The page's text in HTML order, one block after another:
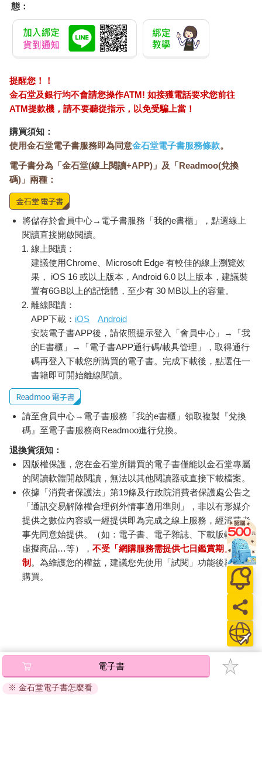
態：
提醒您！！
金石堂及銀行均不會請您操作ATM! 如接獲電話要求您前往
ATM提款機，請不要聽從指示，以免受騙上當！
購買須知：
使用金石堂電子書服務即為同意金石堂電子書服務條款。
電子書分為「金石堂(線上閱讀+APP)」及「Readmoo(兌換
碼)」兩種：
將儲存於會員中心→電子書服務「我的e書櫃」，點選線上
閱讀直接開啟閱讀。
線上閱讀：
建議使用Chrome、Microsoft Edge 有較佳的線上瀏覽效
果， iOS 16 或以上版本，Android 6.0 以上版本，建議裝
置有6GB以上的記憶體，至少有 30 MB以上的容量。
離線閱讀：
APP下載： iOS
Android
安裝電子書APP後，請依照提示登入「會員中心」→「我
的E書櫃」→「電子書APP通行碼/載具管理」，取得通行
碼再登入下載您所購買的電子書。完成下載後，點選任一
書籍即可開始離線閱讀。
請至會員中心→電子書服務「我的e書櫃」領取複製『兌換
碼』至電子書服務商Readmoo進行兌換。
退換貨須知：
因版權保護，您在金石堂所購買的電子書僅能以金石堂專屬
的閱讀軟體開啟閱讀，無法以其他閱讀器或直接下載檔案。
依據「消費者保護法」第19條及行政院消費者保護處公告之
「通訊交易解除權合理例外情事適用準則」，非以有形媒介
提供之數位內容或一經提供即為完成之線上服務，經消費者
事先同意始提供。（如：電子書、電子雜誌、下載版軟體、
虛擬商品…等），不受「網購服務需提供七日鑑賞期」的限
制 。為維護您的權益，建議您先使用「試閱」功能後再付款
購買。
電子書
※ 金石堂電子書怎麼看